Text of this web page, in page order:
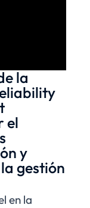
la
el
y
gestión
en la